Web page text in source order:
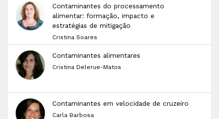
Contaminantes do processamento
alimentar: formação, impacto e
estratégias de mitigação
Cristina Soares
Contaminantes alimentares
Cristina Delerue-Matos
Contaminantes em velocidade de cruzeiro
Carla Barbosa